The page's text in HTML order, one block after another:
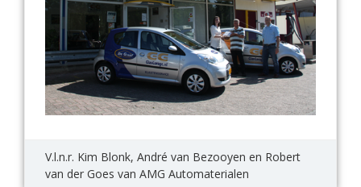
V.l.n.r. Kim Blonk, André van Bezooyen en Robert
van der Goes van AMG Automaterialen